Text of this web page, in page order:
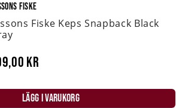
FISKE
Fiske Keps Snapback Black
kr
LÄGG I VARUKORG